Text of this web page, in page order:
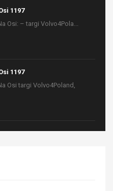
1197
Osi: – targi Volvo4Pola...
1197
Osi targi Volvo4Poland,